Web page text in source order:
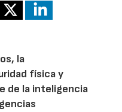
la
física y
de la inteligencia